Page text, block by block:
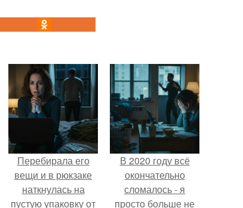
Перебирала его
вещи и в рюкзаке
наткнулась на
пустую упаковку от
В 2020 году всё
окончательно
сломалось - я
просто больше не